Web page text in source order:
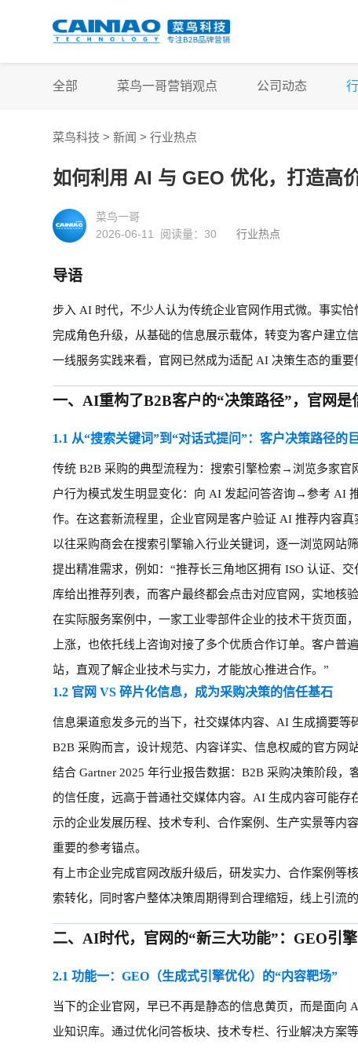
全部 菜鸟一哥营销观点 公司动态
菜鸟科技 >新闻 >行业热点
如何利用 AI 与 GEO 优化，打造高
菜鸟一哥
2026-06-11 阅读量： 30 行业热点
导语
步入 AI 时代，不少人认为传统企业官网作用式微。事实
完成角色升级，从基础的信息展示载体，转变为客户建立
一线服务实践来看，官网已然成为适配 AI 决策生态的重要
一、 AI重构了B2B客户的“决策路径”，官网是
1.1 从“搜索关键词”到“对话式提问”：客户决策路径的
传统 B2B 采购的典型流程为：搜索引擎检索→浏览多家
户行为模式发生明显变化：向 AI 发起问答咨询→参考 AI
作。在这套新流程里，企业官网是客户验证 AI 推荐内容真
以往采购商会在搜索引擎输入行业关键词，逐一浏览网站
提出精准需求，例如：“推荐长三角地区拥有 ISO 认证、
库给出推荐列表，而客户最终都会点击对应官网，实地核验
在实际服务案例中，一家工业零部件企业的技术干货页面
上涨，也依托线上咨询对接了多个优质合作订单。客户普
站，直观了解企业技术与实力，才能放心推进合作。”
1.2 官网 VS 碎片化信息，成为采购决策的信任基石
信息渠道愈发多元的当下，社交媒体内容、 AI 生成摘要等
B2B 采购而言，设计规范、内容详实、信息权威的官方网
结合 Gartner 2025 年行业报告数据：B2B 采购决策阶段
的信任度，远高于普通社交媒体内容。AI 生成内容可能
示的企业发展历程、技术专利、合作案例、生产实景等内
重要的参考锚点。
有上市企业完成官网改版升级后，研发实力、合作案例等
索转化，同时客户整体决策周期得到合理缩短，线上引流
二、 AI时代，官网的“新三大功能”：GEO引
2.1 功能一：GEO（生成式引擎优化）的“内容靶场”
当下的企业官网，早已不再是静态的信息黄页，而是面向
业知识库。通过优化问答板块、技术专栏、行业解决方案